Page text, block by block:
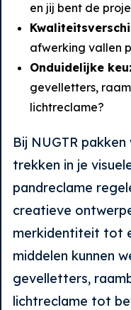
en jij bent de
afwerking vallen
Onduidelijke
gevelletters,
lichtreclame?
Bij NUGTR
trekken in je
pandreclame
creatieve
merkidentiteit tot
middelen kunnen
gevelletters,
lichtreclame tot